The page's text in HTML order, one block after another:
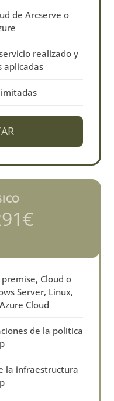
de Arcserve o
realizado y
aplicadas
Cloud o
Server, Linux,
Cloud
de la política
la infraestructura